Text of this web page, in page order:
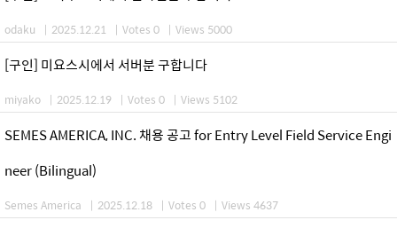
odaku | 2025.12.21 | Votes 0 | Views 5000
[구인] 미요스시에서 서버분 구합니다
miyako | 2025.12.19 | Votes 0 | Views 5102
SEMES AMERICA, INC. 채용 공고 for Entry Level Field Service Engi
neer (Bilingual)
Semes America | 2025.12.18 | Votes 0 | Views 4637